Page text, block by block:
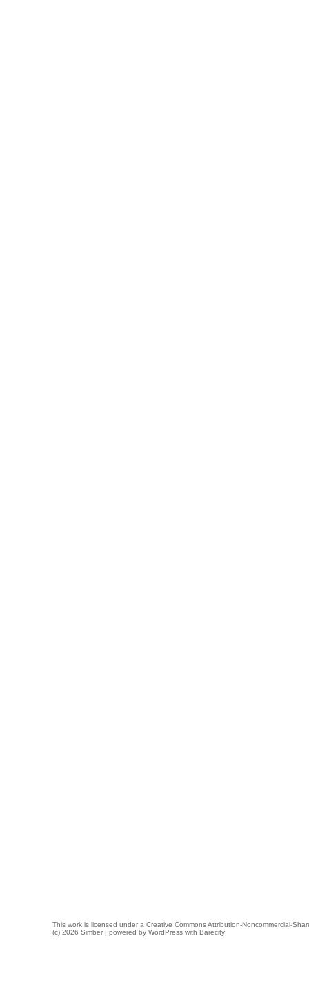
This work is licensed under a Creative Commons Attribution-Noncommercial-
(c) 2026 Simber | powered by WordPress with Barecity